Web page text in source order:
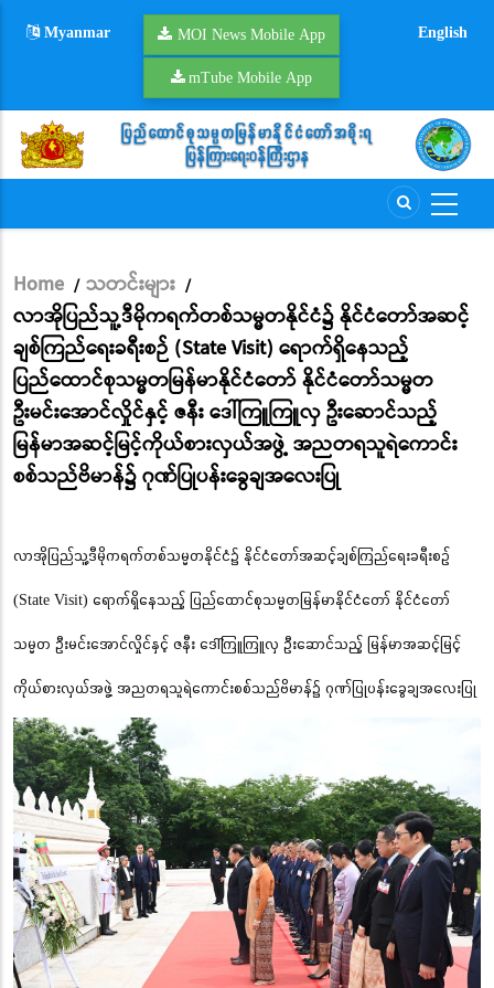
Myanmar MOI News Mobile App
mTube Mobile App
English
Breadcrumb
Home / သတင်းများ /
လာအိုပြည်သူ့ဒီမိုကရက်တစ်သမ္မတနိုင်ငံ၌ နိုင်ငံတော်အဆင့်
ချစ်ကြည်ရေးခရီးစဉ် (State Visit) ရောက်ရှိနေသည့်
ပြည်ထောင်စုသမ္မတမြန်မာနိုင်ငံတော် နိုင်ငံတော်သမ္မတ
ဦးမင်းအောင်လှိုင်နှင့် ဇနီး ဒေါ်ကြူကြူလှ ဦးဆောင်သည့်
မြန်မာအဆင့်မြင့်ကိုယ်စားလှယ်အဖွဲ့ အညတရသူရဲကောင်း
စစ်သည်ဗိမာန်၌ ဂုဏ်ပြုပန်းခွေချအလေးပြု
လာအိုပြည်သူ့ဒီမိုကရက်တစ်သမ္မတနိုင်ငံ၌ နိုင်ငံတော်အဆင့်ချစ်ကြည်ရေးခရီးစဉ်
(State Visit) ရောက်ရှိနေသည့် ပြည်ထောင်စုသမ္မတမြန်မာနိုင်ငံတော် နိုင်ငံတော်
သမ္မတ ဦးမင်းအောင်လှိုင်နှင့် ဇနီး ဒေါ်ကြူကြူလှ ဦးဆောင်သည့် မြန်မာအဆင့်မြင့်
ကိုယ်စားလှယ်အဖွဲ့ အညတရသူရဲကောင်းစစ်သည်ဗိမာန်၌ ဂုဏ်ပြုပန်းခွေချအလေးပြု